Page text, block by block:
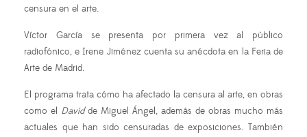
censura en el arte.
Víctor García se presenta por primera vez al público
radiofónico, e Irene Jiménez cuenta su anécdota en la Feria de
Arte de Madrid.
El programa trata cómo ha afectado la censura al arte, en obras
como el Davidde Miguel Ángel, además de obras mucho más
actuales que han sido censuradas de exposiciones. También